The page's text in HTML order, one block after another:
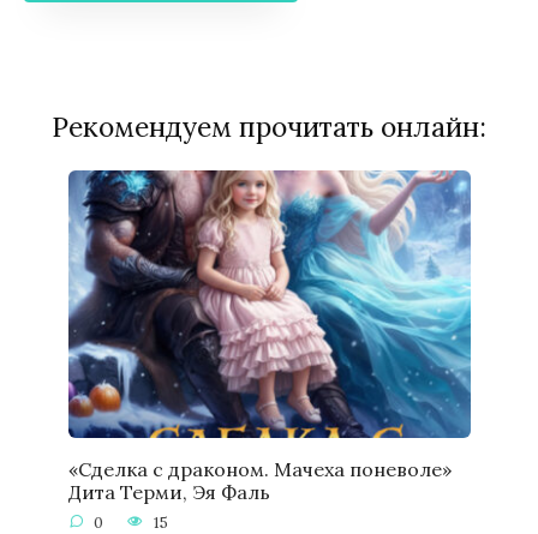
Рекомендуем прочитать онлайн:
«Сделка с драконом. Мачеха поневоле»
Дита Терми, Эя Фаль
0 15